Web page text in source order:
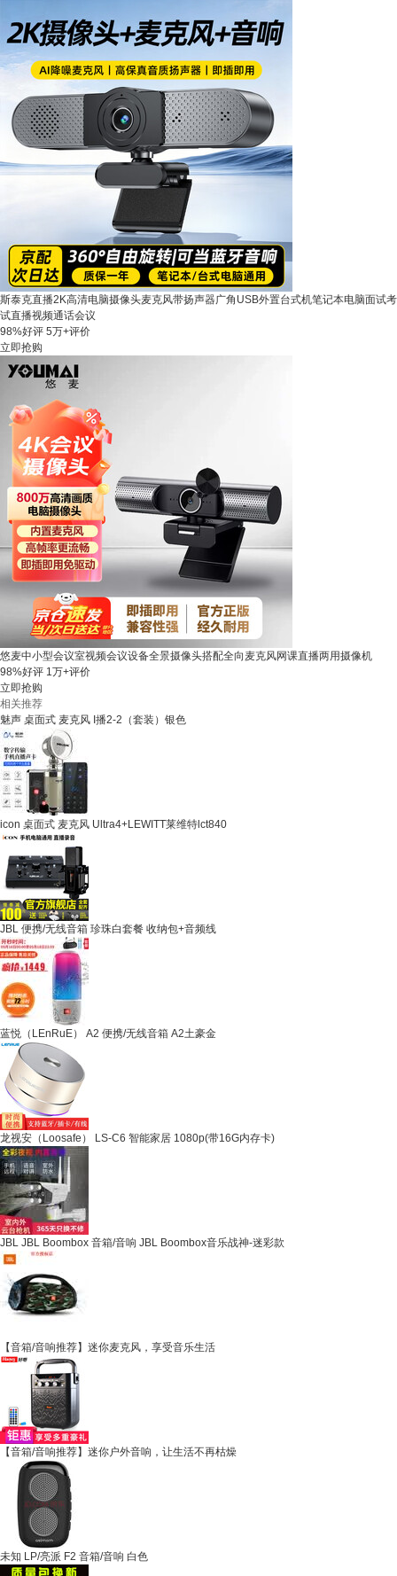
斯泰克直播2K高清电脑摄像头麦克风带扬声器广角USB外置台式机笔记本电脑面试考
试直播视频通话会议
98%好评 5万+评价
立即抢购
悠麦中小型会议室视频会议设备全景摄像头搭配全向麦克风网课直播两用摄像机
98%好评 1万+评价
立即抢购
相关推荐
魅声 桌面式 麦克风 I播2-2（套装）银色
icon 桌面式 麦克风 Ultra4+LEWITT莱维特lct840
JBL 便携/无线音箱 珍珠白套餐 收纳包+音频线
蓝悦（LEnRuE） A2 便携/无线音箱 A2土豪金
龙视安（Loosafe） LS-C6 智能家居 1080p(带16G内存卡)
JBL JBL Boombox 音箱/音响 JBL Boombox音乐战神-迷彩款
【音箱/音响推荐】迷你麦克风，享受音乐生活
【音箱/音响推荐】迷你户外音响，让生活不再枯燥
未知 LP/亮派 F2 音箱/音响 白色